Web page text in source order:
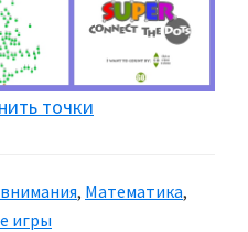
точки
, Математика,
игры